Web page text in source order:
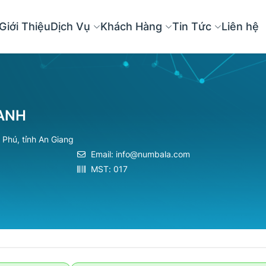
ThiệuDịch Vụ Khách Hàng Tin Tức Liên hệ
tỉnh An Giang
Email: info@numbala.com
MST: 017